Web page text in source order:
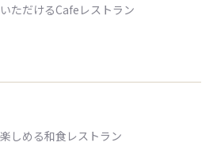
ただけるCafeレストラン
しめる和食レストラン